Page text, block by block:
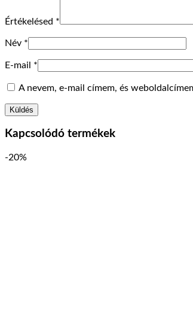
Értékelésed *
Név *
E-mail *
A nevem, e-mail címem, és
Kapcsolódó termékek
-20%